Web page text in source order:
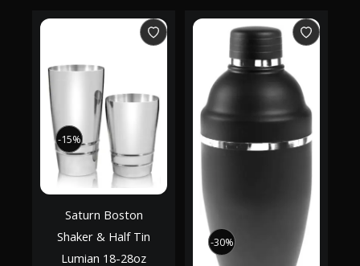
-15%
-15%
Saturn Boston
Shaker & Half Tin
Lumian 18-28oz
-30%
-30%